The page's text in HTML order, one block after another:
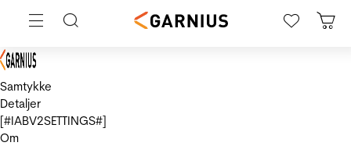
Samtykke
Detaljer
[#IABV2SETTINGS#]
Om